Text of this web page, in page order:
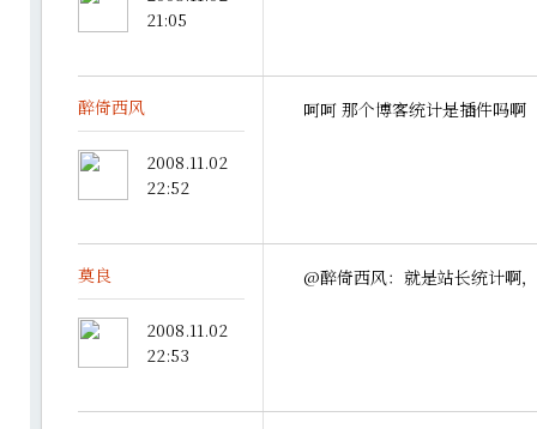
21:05
呵呵 那个博客统计是插件吗啊
醉倚西风
2008.11.02
22:52
@醉倚西风：就是站长统计啊
莫良
2008.11.02
22:53